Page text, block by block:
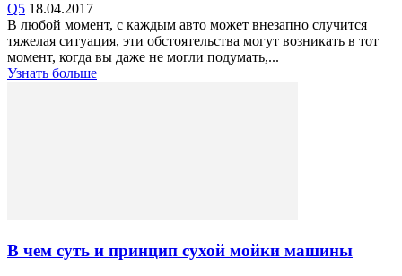
Q5 18.04.2017
В любой момент, с каждым авто может внезапно случится
тяжелая ситуация, эти обстоятельства могут возникать в тот
момент, когда вы даже не могли подумать,...
Узнать больше
В чем суть и принцип сухой мойки машины